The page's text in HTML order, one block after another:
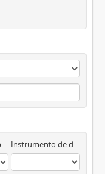
Objeto digital disponibles Instrumento de descripción